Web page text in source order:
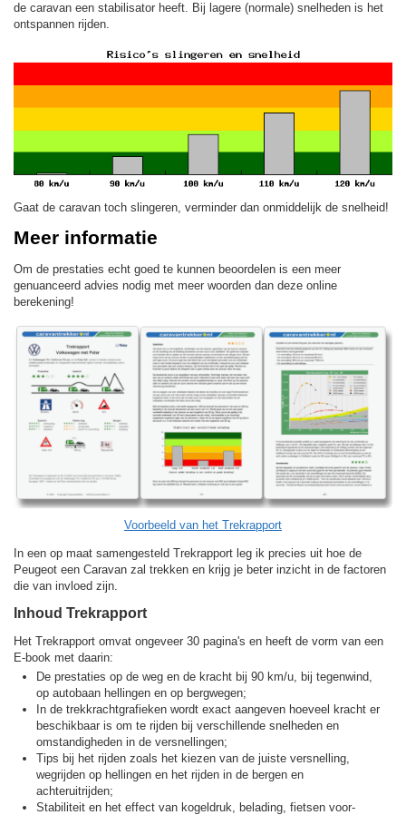
de caravan een stabilisator heeft. Bij lagere (normale) snelheden is het
ontspannen rijden.
Gaat de caravan toch slingeren, verminder dan onmiddelijk de snelheid!
Meer informatie
Om de prestaties echt goed te kunnen beoordelen is een meer
genuanceerd advies nodig met meer woorden dan deze online
berekening!
Voorbeeld van het Trekrapport
In een op maat samengesteld Trekrapport leg ik precies uit hoe de
Peugeot een Caravan zal trekken en krijg je beter inzicht in de factoren
die van invloed zijn.
Inhoud Trekrapport
Het Trekrapport omvat ongeveer 30 pagina's en heeft de vorm van een
E-book met daarin:
De prestaties op de weg en de kracht bij 90 km/u, bij tegenwind,
op autobaan hellingen en op bergwegen;
In de trekkracht­grafieken wordt exact aangeven hoeveel kracht er
beschikbaar is om te rijden bij verschillende snelheden en
omstandigheden in de versnellingen;
Tips bij het rijden zoals het kiezen van de juiste versnelling,
wegrijden op hellingen en het rijden in de bergen en
achteruitrijden;
Stabiliteit en het effect van kogeldruk, belading, fietsen voor-